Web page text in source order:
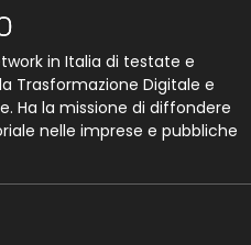
in Italia di testate e
Trasformazione Digitale e
Ha la missione di diffondere
nelle imprese e pubbliche